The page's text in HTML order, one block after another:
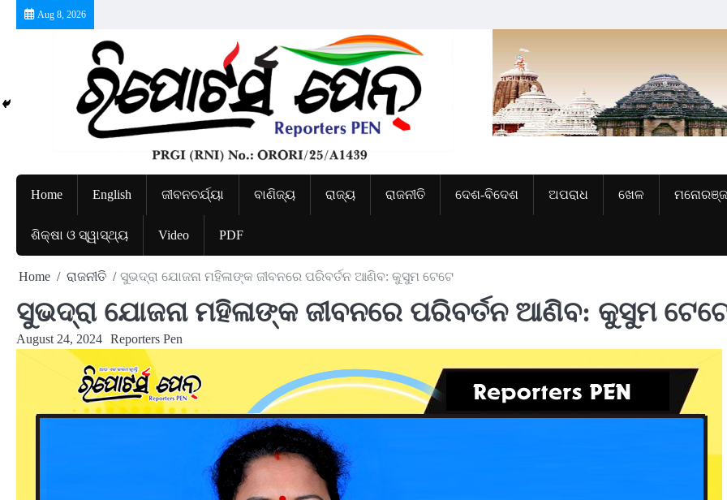
Aug 8, 2026
Home English ଜୀବନଚର୍ଯ୍ୟା ବାଣିଜ୍ୟ ରାଜ୍ୟ ରାଜନୀତି ଦେଶ-ବିଦେଶ ଅପରାଧ ଖେଳ
ଶିକ୍ଷା ଓ ସ୍ୱାସ୍ଥ୍ୟ Video PDF
Home ରାଜନୀତି ସୁଭଦ୍ରା ଯୋଜନା ମହିଳାଙ୍କ ଜୀବନରେ ପରିବର୍ତନ ଆଣିବ: କୁସୁମ ଟେଟେ
ସୁଭଦ୍ରା ଯୋଜନା ମହିଳାଙ୍କ ଜୀବନରେ ପରିବର୍ତନ ଆଣିବ: କୁସୁମ
August 24, 2024 Reporters Pen